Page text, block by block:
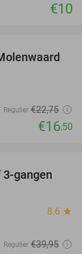
€10
27%
Regulier €22,75
€16,50
50%
gangen
8.6 star
Regulier €39,95